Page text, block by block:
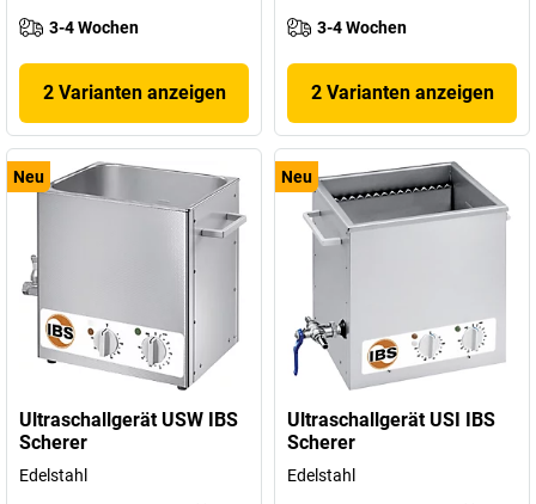
3-4 Wochen
2 Varianten anzeigen
3-4 Wochen
2 Varianten anzeigen
Neu
Ultraschallgerät USW IBS
Scherer
Edelstahl
Neu
Ultraschallgerät USI IBS
Scherer
Edelstahl